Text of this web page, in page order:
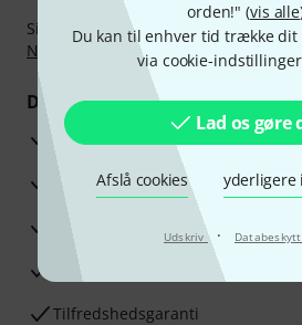
orden!" (vis alle
Du kan til enhver tid trække dit
via cookie-
Lad os gøre
Afslå cookies yderligere
Udskriv ·
Sikker betaling med Bankoverførsel,
Nu
Klarna betaling i rater eller
Dine fordele
3 års Thomann Garanti
30 dages money back garanti
Råd fra vores eksperter
Tilfredshedsgaranti